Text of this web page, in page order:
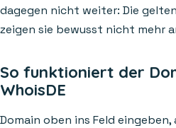
dagegen nicht weiter: Die
zeigen sie bewusst nicht mehr
So funktioniert der
WhoisDE
Domain oben ins Feld